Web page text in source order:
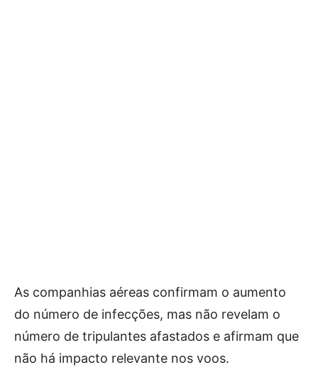
As companhias aéreas confirmam o aumento
do número de infecções, mas não revelam o
número de tripulantes afastados e afirmam que
não há impacto relevante nos voos.